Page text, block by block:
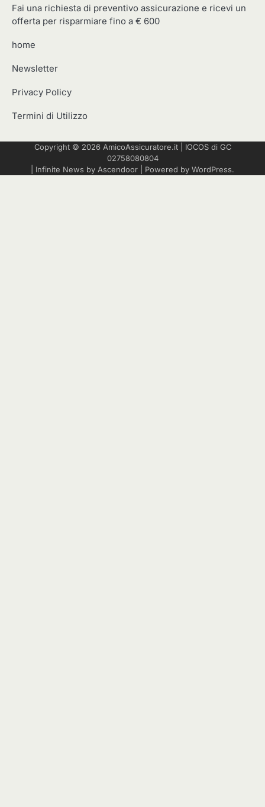
Fai una richiesta di preventivo assicurazione e ricevi un
offerta per risparmiare fino a € 600
home
Newsletter
Privacy Policy
Termini di Utilizzo
Copyright © 2026 AmicoAssicuratore.it| IOCOSdi GC
02758080804
| Infinite News by Ascendoor | Powered by WordPress.